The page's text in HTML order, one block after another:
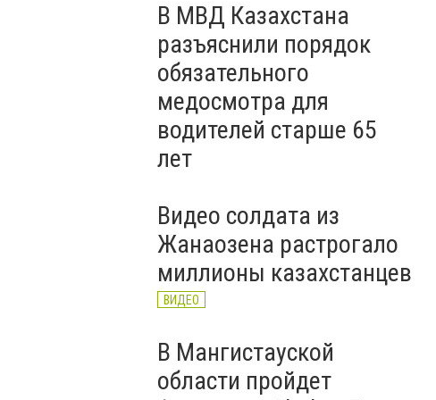
В МВД Казахстана
разъяснили порядок
обязательного
медосмотра для
водителей старше 65
лет
Видео солдата из
Жанаозена растрогало
миллионы казахстанцев
ВИДЕО
В Мангистауской
области пройдет